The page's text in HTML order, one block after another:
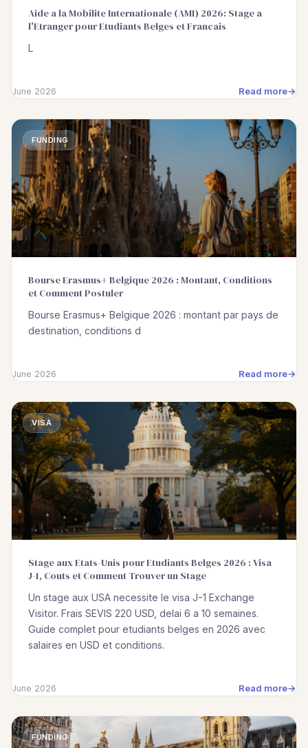
Aide a la Mobilite Internationale (AMI) 2026: Stage a
l'Etranger pour Etudiants Belges et Francais
L
June 2026 Read more
FUNDING
Bourse Erasmus+ Belgique 2026 : Montant, Conditions
et Comment Postuler
Bourse Erasmus+ Belgique 2026 : montant par pays de
destination, conditions d
June 2026 Read more
VISA
Stage aux Etats-Unis pour Etudiants Belges 2026 : Visa
J-1, Couts et Comment Trouver un Stage
Un stage aux USA necessite le visa J-1 Exchange
Visitor. Frais SEVIS 220 USD, delai 6 a 10 semaines.
Guide complet pour etudiants belges en 2026 avec
salaires en USD et conditions.
June 2026 Read more
FUNDING